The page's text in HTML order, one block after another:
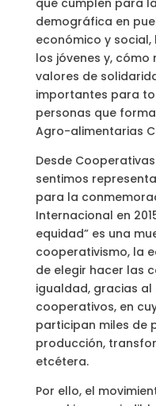
que cumplen para
demográfica en
económico y
los jóvenes y,
valores de
importantes para
personas que
Agro-alimentarias
Desde
sentimos
para la
Internacional en
equidad” es una
cooperativismo, la
de elegir hacer las
igualdad, gracias
cooperativos, en
participan miles de
producción,
etcétera.
Por ello, el